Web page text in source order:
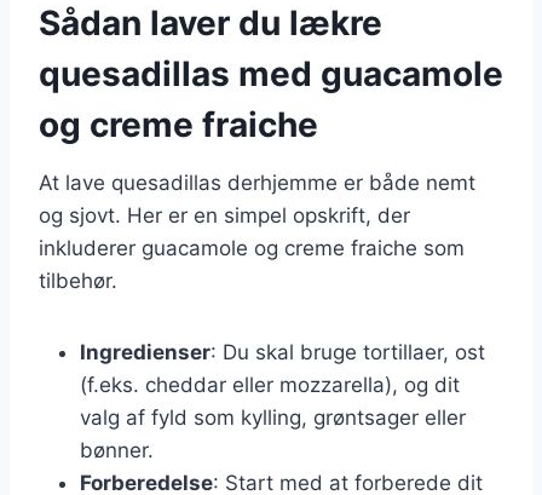
Sådan laver du lækre
quesadillas med guacamole
og creme fraiche
At lave quesadillas derhjemme er både nemt
og sjovt. Her er en simpel opskrift, der
inkluderer guacamole og creme fraiche som
tilbehør.
Ingredienser: Du skal bruge tortillaer, ost
(f.eks. cheddar eller mozzarella), og dit
valg af fyld som kylling, grøntsager eller
bønner.
Forberedelse: Start med at forberede dit